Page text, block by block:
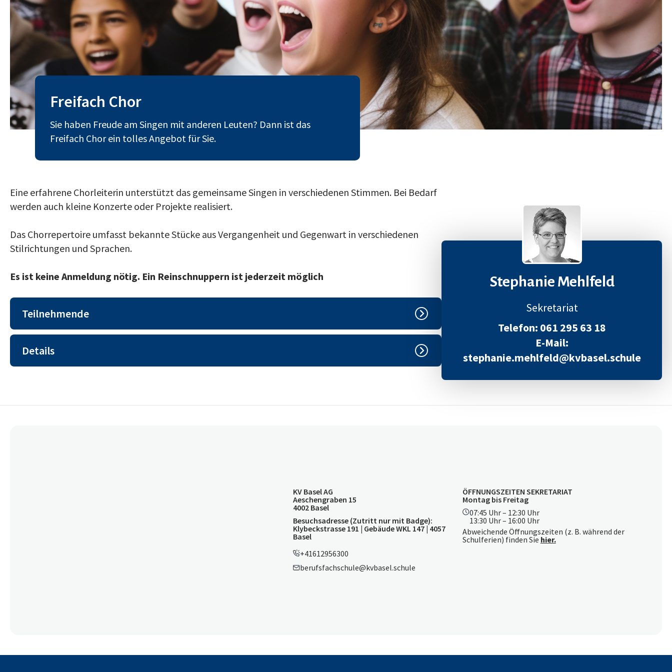
Freifach Chor
Sie haben Freude am Singen mit anderen Leuten? Dann ist das
Freifach Chor ein tolles Angebot für Sie.
Eine erfahrene Chorleiterin unterstützt das gemeinsame Singen in verschiedenen Stimmen. Bei Bedarf
werden auch kleine Konzerte oder Projekte realisiert.
Das Chorrepertoire umfasst bekannte Stücke aus Vergangenheit und Gegenwart in verschiedenen
Stilrichtungen und Sprachen.
Es ist keine Anmeldung nötig. Ein Reinschnuppern ist jederzeit möglich
Teilnehmende
Das Angebot richtet sich an Lernende aus allen Ausbildungsprofilen.
Details
Stephanie Mehlfeld
Sekretariat
Telefon: 061 295 63 18
E-Mail:
stephanie.mehlfeld@kvbasel.schule
KV Basel AG
Aeschengraben 15
4002 Basel
Besuchsadresse (Zutritt nur mit Badge):
Klybeckstrasse 191 | Gebäude WKL 147 | 4057
Basel
+41612956300
berufsfachschule@kvbasel.schule
ÖFFNUNGSZEITEN SEKRETARIAT
Montag bis Freitag
07:45 Uhr – 12:30 Uhr
13:30 Uhr – 16:00 Uhr
Abweichende Öffnungszeiten (z. B. während der
Schulferien) finden Sie hier.